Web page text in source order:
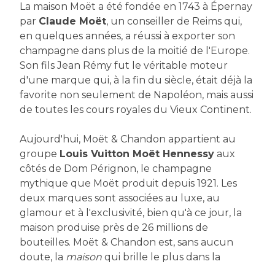
La maison Moët a été fondée en 1743 à Épernay
par Claude Moët, un conseiller de Reims qui,
en quelques années, a réussi à exporter son
champagne dans plus de la moitié de l'Europe.
Son fils Jean Rémy fut le véritable moteur
d'une marque qui, à la fin du siècle, était déjà la
favorite non seulement de Napoléon, mais aussi
de toutes les cours royales du Vieux Continent.
Aujourd'hui, Moët & Chandon appartient au
groupe Louis Vuitton Moët Hennessy aux
côtés de Dom Pérignon, le champagne
mythique que Moët produit depuis 1921. Les
deux marques sont associées au luxe, au
glamour et à l'exclusivité, bien qu'à ce jour, la
maison produise près de 26 millions de
bouteilles. Moët & Chandon est, sans aucun
doute, la maison qui brille le plus dans la